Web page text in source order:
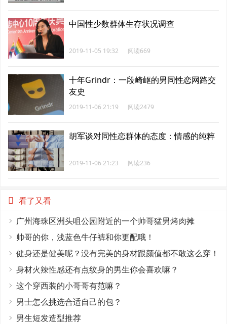
中国性少数群体生存状况调查
2019-11-05 19:32 阅读669
十年Grindr：一段崎岖的男同性恋网路交
友史
2019-11-06 21:19 阅读2479
胡军谈对同性恋群体的态度：情感的纯粹
2019-11-06 21:23 阅读236
看了又看
广州海珠区洲头咀公园附近的一个帅哥猛男烤肉摊
帅哥的你，浅蓝色牛仔裤和你更配哦！
健身还是健美呢？没有完美的身材跟颜值都不敢这么穿！
身材火辣性感还有点纹身的男生你会喜欢嘛？
这个穿西装的小哥哥有范嘛？
男士怎么挑选合适自己的包？
男生短发造型推荐